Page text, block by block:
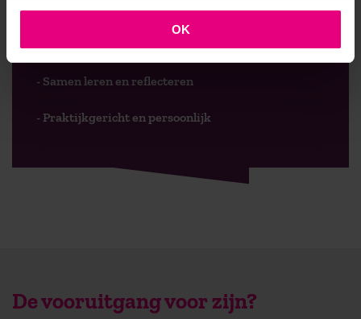
OK
- Gelieerd aan de RUG
- Faculteit overstijgend
- Samen leren en reflecteren
- Praktijkgericht en persoonlijk
De vooruitgang voor zijn?